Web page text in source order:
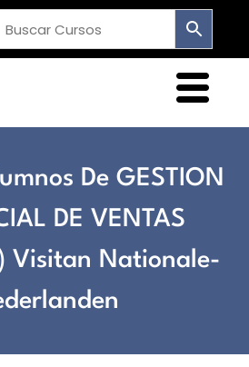
De GESTION
DE VENTAS
Visitan Nationale-